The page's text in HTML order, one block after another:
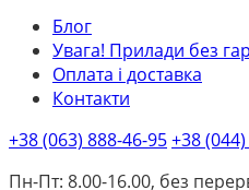
Блог
Увага! Прилади без
Оплата і доставка
Контакти
+38 (063) 888-46-95+38
Пн-Пт: 8.00-16.00, без